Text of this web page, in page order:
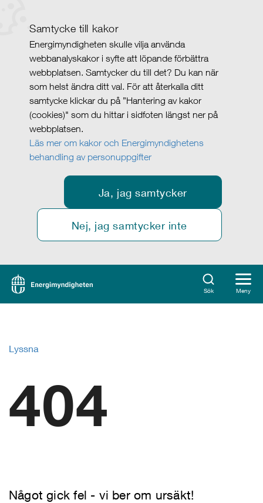
Samtycke till kakor
Energimyndigheten skulle vilja använda
webbanalyskakor i syfte att löpande förbättra
webbplatsen. Samtycker du till det? Du kan när
som helst ändra ditt val. För att återkalla ditt
samtycke klickar du på ”Hantering av kakor
(cookies)" som du hittar i sidfoten längst ner på
webbplatsen.
Läs mer om kakor och Energimyndighetens
behandling av personuppgifter
Ja, jag samtycker
Nej, jag samtycker inte
Sök Meny
Lyssna
404
Något gick fel - vi ber om ursäkt!